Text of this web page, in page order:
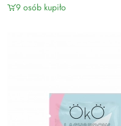
9 osób kupiło